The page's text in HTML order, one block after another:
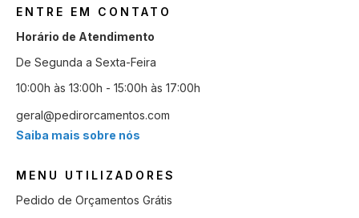
ENTRE EM CONTATO
Horário de Atendimento
De Segunda a Sexta-Feira
10:00h às 13:00h - 15:00h às 17:00h
geral@pedirorcamentos.com
Saiba mais sobre nós
MENU UTILIZADORES
Pedido de Orçamentos Grátis